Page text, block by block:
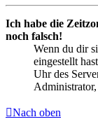
Ich habe die
noch falsch!
Wenn du dir
eingestellt
Uhr des
Nach oben